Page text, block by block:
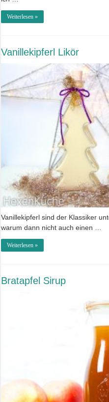
Weiterlesen »
Vanillekipferl Likör
Vanillekipferl sind der Klassiker
warum dann nicht auch einen …
Weiterlesen »
Bratapfel Sirup